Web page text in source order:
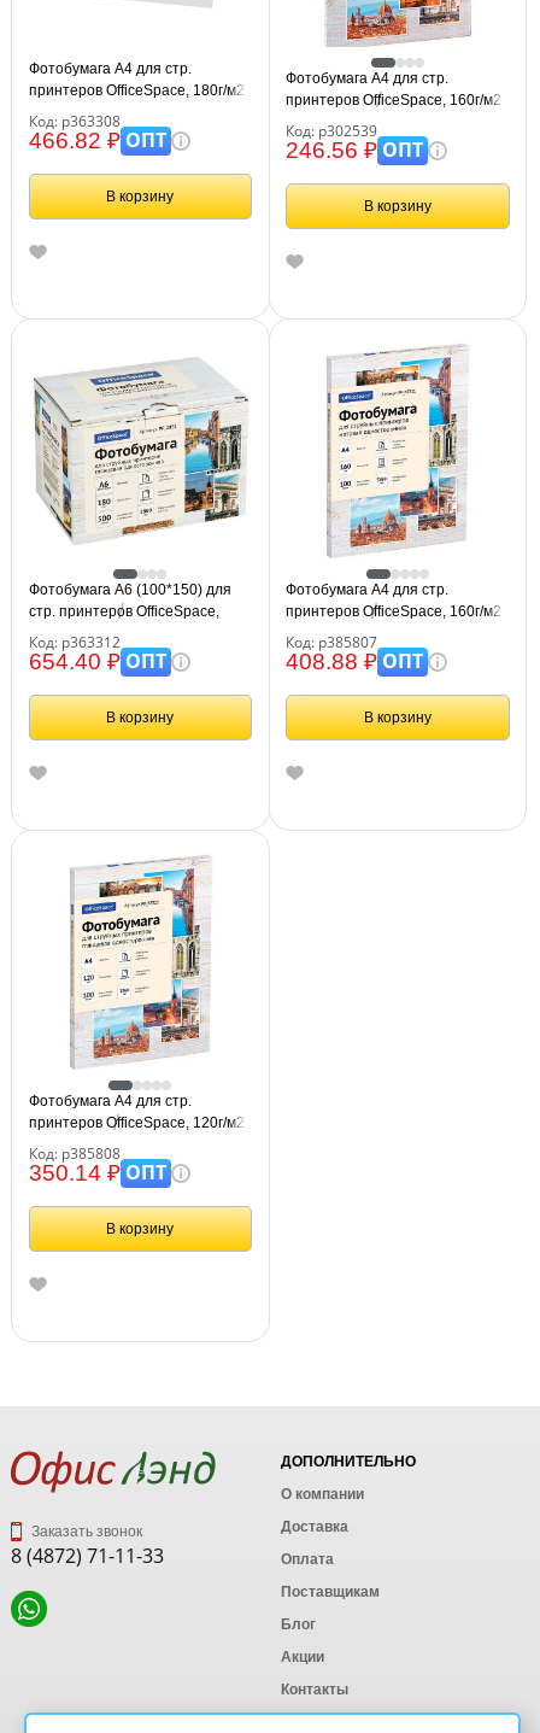
Фотобумага А4 для стр.
принтеров OfficeSpace, 180г/м2
Код: р363308
466.82 ₽ОПТ
В корзину
Фотобумага А4 для стр.
принтеров OfficeSpace, 160г/м2
Код: р302539
246.56 ₽ОПТ
В корзину
Фотобумага А6 (100*150) для
стр. принтеров OfficeSpace,
односторонняя
Код: р363312
654.40 ₽ОПТ
В корзину
Фотобумага А4 для стр.
принтеров OfficeSpace, 160г/м2
Код: р385807
408.88 ₽ОПТ
В корзину
Фотобумага А4 для стр.
принтеров OfficeSpace, 120г/м2
односторонняя
Код: р385808
350.14 ₽ОПТ
В корзину
Заказать звонок
8 (4872) 71-11-33
ДОПОЛНИТЕЛЬНО
О компании
Доставка
Оплата
Поставщикам
Блог
Акции
Контакты